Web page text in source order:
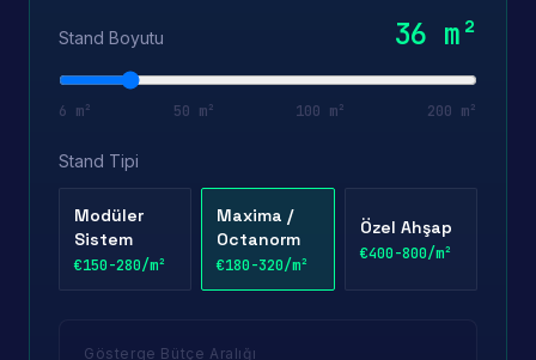
Stand Boyutu 36 m²
6 m² 50 m² 100 m² 200 m²
Stand Tipi
Modüler
Sistem
€150-280/m²
Maxima /
Octanorm
€180-320/m²
Özel Ahşap
€400-800/m²
Gösterge Bütçe Aralığı